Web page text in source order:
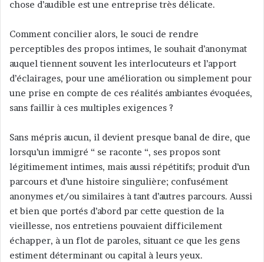
u
c
o
u
chose d’audible est une entreprise très délicate.
Comment concilier alors, le souci de rendre
perceptibles des propos intimes, le souhait d’anonymat
auquel tiennent souvent les interlocuteurs et l’apport
d’éclairages, pour une amélioration ou simplement pour
une prise en compte de ces réalités ambiantes évoquées,
sans faillir à ces multiples exigences ?
Sans mépris aucun, il devient presque banal de dire, que
lorsqu’un immigré “ se raconte “, ses propos sont
légitimement intimes, mais aussi répétitifs; produit d’un
parcours et d’une histoire singulière; confusément
anonymes et/ou similaires à tant d’autres parcours. Aussi
et bien que portés d’abord par cette question de la
vieillesse, nos entretiens pouvaient difficilement
échapper, à un flot de paroles, situant ce que les gens
estiment déterminant ou capital à leurs yeux.